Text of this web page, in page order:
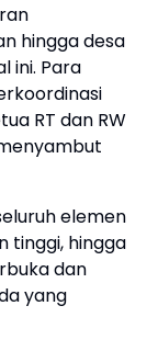
hingga desa
ini. Para
RT dan RW
elemen
tinggi, hingga
dan
yang